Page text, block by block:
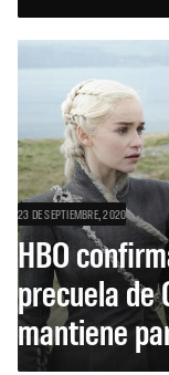
23 DE SEPTIEMBRE, 2020
HBO
precuela de
mantiene